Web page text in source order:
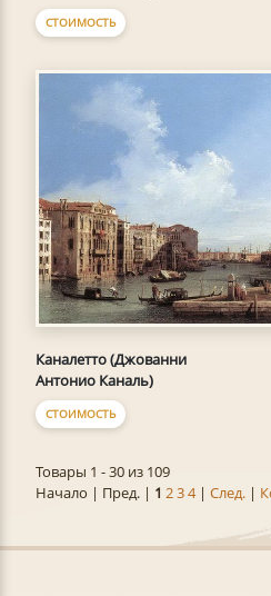
СТОИМОСТЬ
Каналетто (Джованни
Антонио Каналь)
СТОИМОСТЬ
Товары 1 - 30 из 109
Начало | Пред. | 1 234| След. |